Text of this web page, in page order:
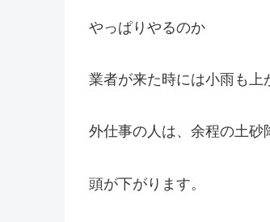
やっぱりやるのか
業者が来た時には小雨も
外仕事の人は、余程の土
頭が下がります。